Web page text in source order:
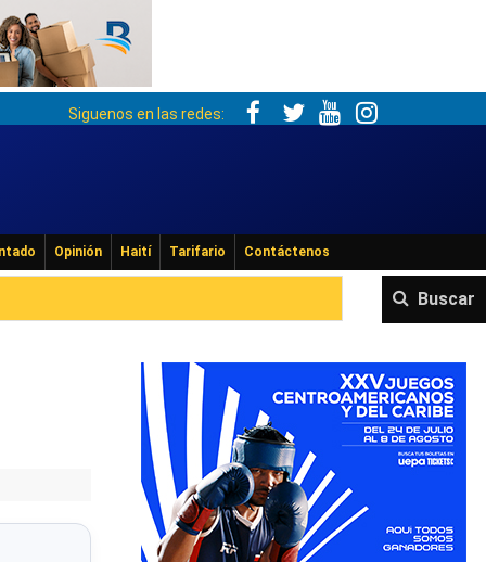
Siguenos en las redes:
Opinión Haití Tarifario Contáctenos
Buscar